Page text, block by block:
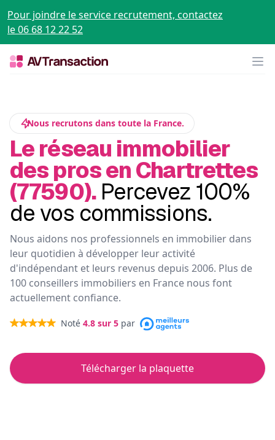
Pour joindre le service recrutement, contactez
le 06 68 12 22 52
Nous recrutons dans toute la France.
Le réseau immobilier
des pros en Chartrettes
(77590). Percevez 100%
de vos commissions.
Nous aidons nos professionnels en immobilier dans
leur quotidien à développer leur activité
d'indépendant et leurs revenus depuis 2006. Plus de
100 conseillers immobiliers en France nous font
actuellement confiance.
Noté 4.8 sur 5 par
Télécharger la plaquette